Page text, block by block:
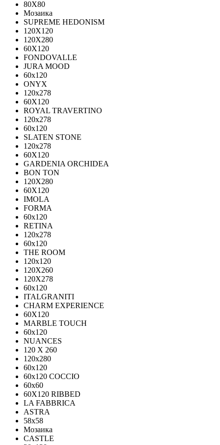
80X80
Мозаика
SUPREME HEDONISM
120X120
120X280
60X120
FONDOVALLE
JURA MOOD
60х120
ONYX
120х278
60X120
ROYAL TRAVERTINO
120х278
60х120
SLATEN STONE
120х278
60X120
GARDENIA ORCHIDEA
BON TON
120X280
60X120
IMOLA
FORMA
60x120
RETINA
120x278
60x120
THE ROOM
120x120
120X260
120X278
60x120
ITALGRANITI
CHARM EXPERIENCE
60X120
MARBLE TOUCH
60х120
NUANCES
120 X 260
120x280
60x120
60x120 COCCIO
60x60
60Х120 RIBBED
LA FABBRICA
ASTRA
58x58
Мозаика
CASTLE